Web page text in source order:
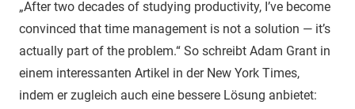
„After two decades of studying productivity, I’ve become
convinced that time management is not a solution — it’s
actually part of the problem.“ So schreibt Adam Grant in
einem interessanten Artikel in der New York Times,
indem er zugleich auch eine bessere Lösung anbietet: